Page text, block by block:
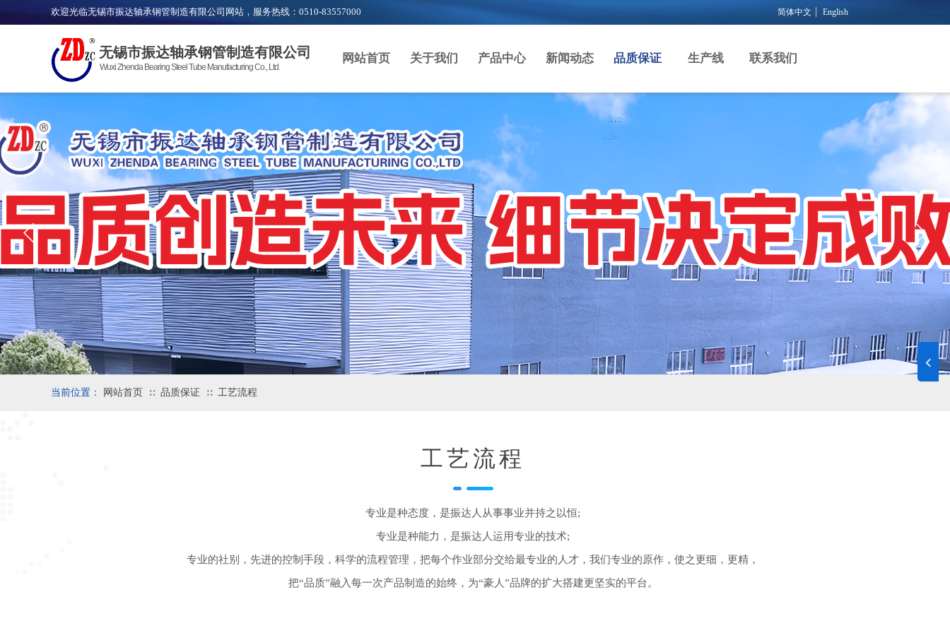
简体中文 English
欢迎光临无锡市振达轴承钢管制造有限公司网站，服务热线：0510-83557000
网站首页 关于我们 产品中心 新闻动态 品质保证 生产线 联系我们
Wuxi Zhenda Bearing Steel Tube Manufacturing Co., Ltd.
无锡市振达轴承钢管制造有限公司
当前位置： 网站首页 ∷ 品质保证 ∷ 工艺流程
工艺流程
专业是种态度，是振达人从事事业并持之以恒;
专业是种能力，是振达人运用专业的技术;
专业的社别，先进的控制手段，科学的流程管理，把每个作业部分交给最专业的人才，我们专业的原作，使之更细，更精，
把“品质”融入每一次产品制造的始终，为“豪人”品牌的扩大搭建更坚实的平台。